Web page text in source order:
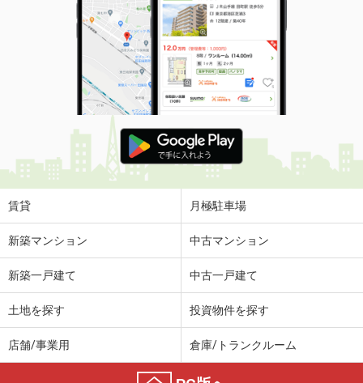
賃貸 月極駐車場
新築マンション 中古マンション
新築一戸建て 中古一戸建て
土地を探す 投資物件を探す
店舗/事業用 倉庫/トランクルーム